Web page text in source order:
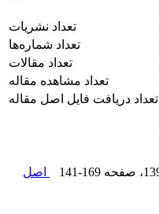
تعداد نشریات
تعداد شماره‌ها
تعداد مقالات
تعداد مشاهده مقاله
تعداد دریافت فایل اصل مقاله
، صفحه 141-169
اصل